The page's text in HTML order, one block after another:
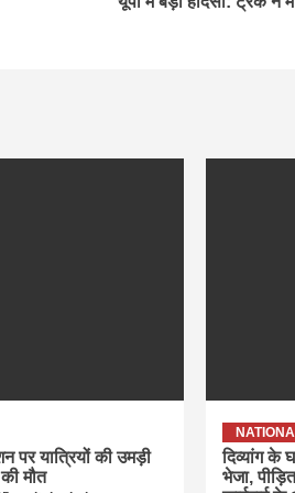
पर यात्रियों की उमड़ी
मौत
दिव्यांग के
भेजा,